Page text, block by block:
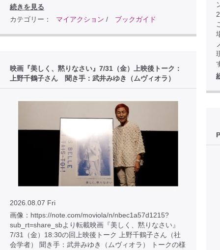
続きを見る
カテゴリー：
マイアクション / ブックガイド
映画『美しく、黙りなさい』7/31（金）上映後トーク：
上野千鶴子さん 聞き手：武井みゆき（ムヴィオラ）
2026.08.07 Fri
画像：https://note.com/moviola/n/nbec1a57d1215?
sub_rt=share_sbより転載映画『美しく、黙りなさい』
7/31（金）18:30の回上映後トーク 上野千鶴子さん（社
会学者） 聞き手：武井みゆき（ムヴィオラ） トークの様